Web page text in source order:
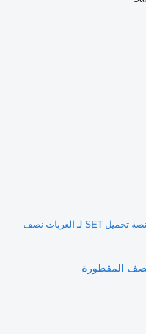
منصة تحميل SET لـ العربات نصف